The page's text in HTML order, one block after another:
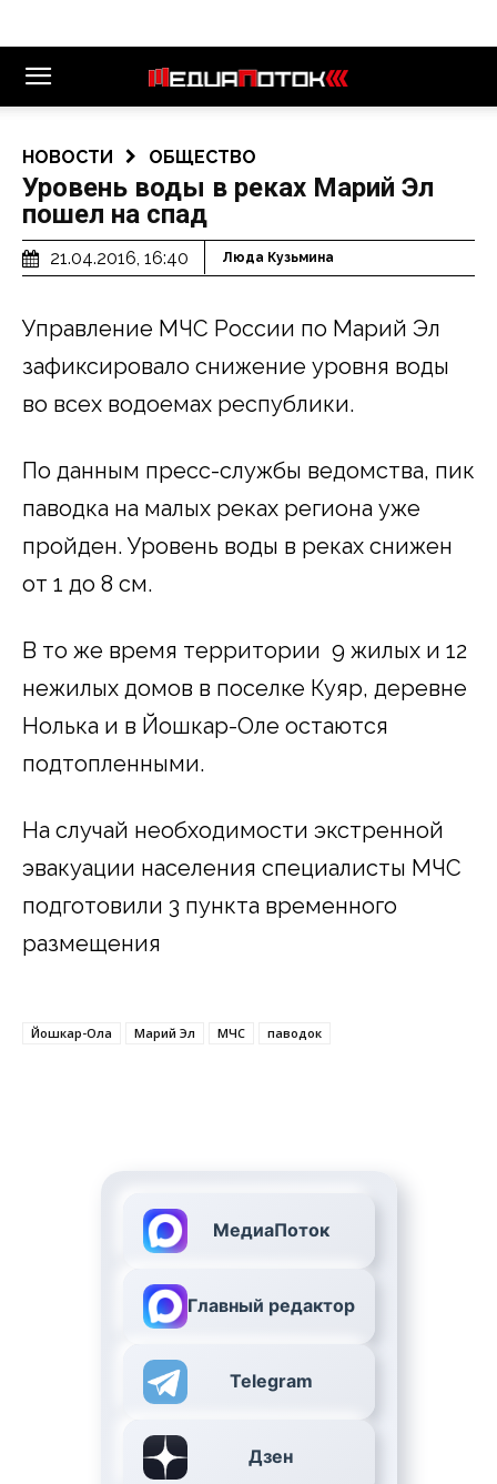
НОВОСТИ ОБЩЕСТВО
Уровень воды в реках Марий Эл
пошел на спад
21.04.2016, 16:40 Люда Кузьмина
Управление МЧС России по Марий Эл
зафиксировало снижение уровня воды
во всех водоемах республики.
По данным пресс-службы ведомства, пик
паводка на малых реках региона уже
пройден. Уровень воды в реках снижен
от 1 до 8 см.
В то же время территории 9 жилых и 12
нежилых домов в поселке Куяр, деревне
Нолька и в Йошкар-Оле остаются
подтопленными.
На случай необходимости экстренной
эвакуации населения специалисты МЧС
подготовили 3 пункта временного
размещения
Йошкар-Ола Марий Эл МЧС паводок
МедиаПоток
Главный редактор
Telegram
Дзен